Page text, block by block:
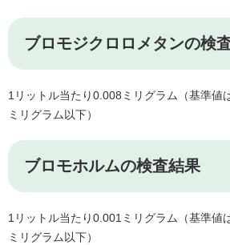
ブロモジクロロメタンの検
1リットル当たり0.008ミリグラム（基準値
ミリグラム以下）
ブロモホルムの検査結果
1リットル当たり0.001ミリグラム（基準値
ミリグラム以下）